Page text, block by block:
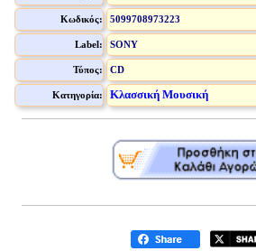
Κωδικός: 5099708973223
Label: SONY
Τύπος: CD
Κατηγορία: Κλασσική Μουσική